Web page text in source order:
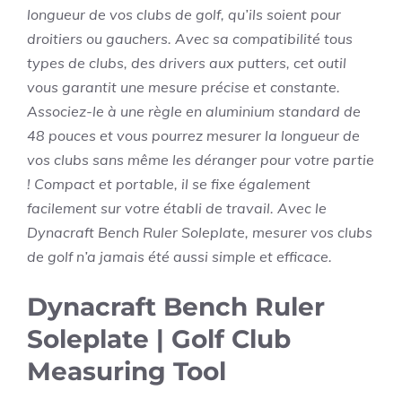
longueur de vos clubs de golf, qu’ils soient pour
droitiers ou gauchers. Avec sa compatibilité tous
types de clubs, des drivers aux putters, cet outil
vous garantit une mesure précise et constante.
Associez-le à une règle en aluminium standard de
48 pouces et vous pourrez mesurer la longueur de
vos clubs sans même les déranger pour votre partie
! Compact et portable, il se fixe également
facilement sur votre établi de travail. Avec le
Dynacraft Bench Ruler Soleplate, mesurer vos clubs
de golf n’a jamais été aussi simple et efficace.
Dynacraft Bench Ruler
Soleplate | Golf Club
Measuring Tool